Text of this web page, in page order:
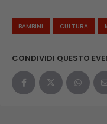
BAMBINI CULTURA
CONDIVIDI QUESTO